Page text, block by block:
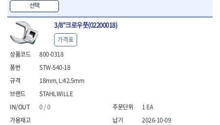
- 라쳇스패너
- 스피드렌치
- 모터렌치
- 함마스패너
절연.전설.방폭공구
- 절연연결대
- 절연드라이버
- 절연스패너
- 절연T렌치
- 절연소켓
선택
3/8"크로우풋(02200018)
800-0318
STAHLWILLE
0 / 0
STW-540-18
18mm, L:42.5mm
가격표
1 EA
2026-10-09